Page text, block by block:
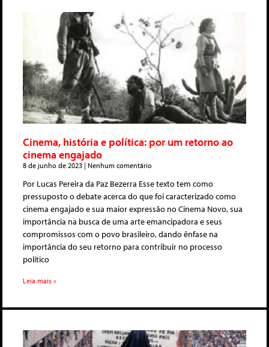
Cinema, história e política: por um retorno ao
cinema engajado
8 de junho de 2023 Nenhum comentário
Por Lucas Pereira da Paz Bezerra Esse texto tem como
pressuposto o debate acerca do que foi caracterizado como
cinema engajado e sua maior expressão no Cinema Novo, sua
importância na busca de uma arte emancipadora e seus
compromissos com o povo brasileiro, dando ênfase na
importância do seu retorno para contribuir no processo
político
Leia mais »